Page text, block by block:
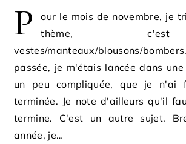
P
our le mois de novembre, je
thème,
vestes/manteaux/blousons/
passée, je m'étais lancée dans
un peu compliquée, que je n'ai
terminée. Je note d'ailleurs qu'il
termine. C'est un autre sujet.
année, je…